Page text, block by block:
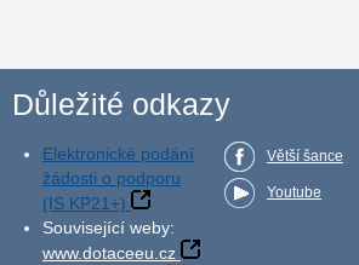
Důležité odkazy
Elektronické podání
žádosti o podporu
(IS KP21+)
Související weby:
www.dotaceeu.cz
Větší šance
Youtube